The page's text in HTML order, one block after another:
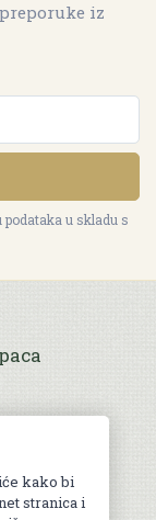
iz
u skladu s
kako bi
stranica i